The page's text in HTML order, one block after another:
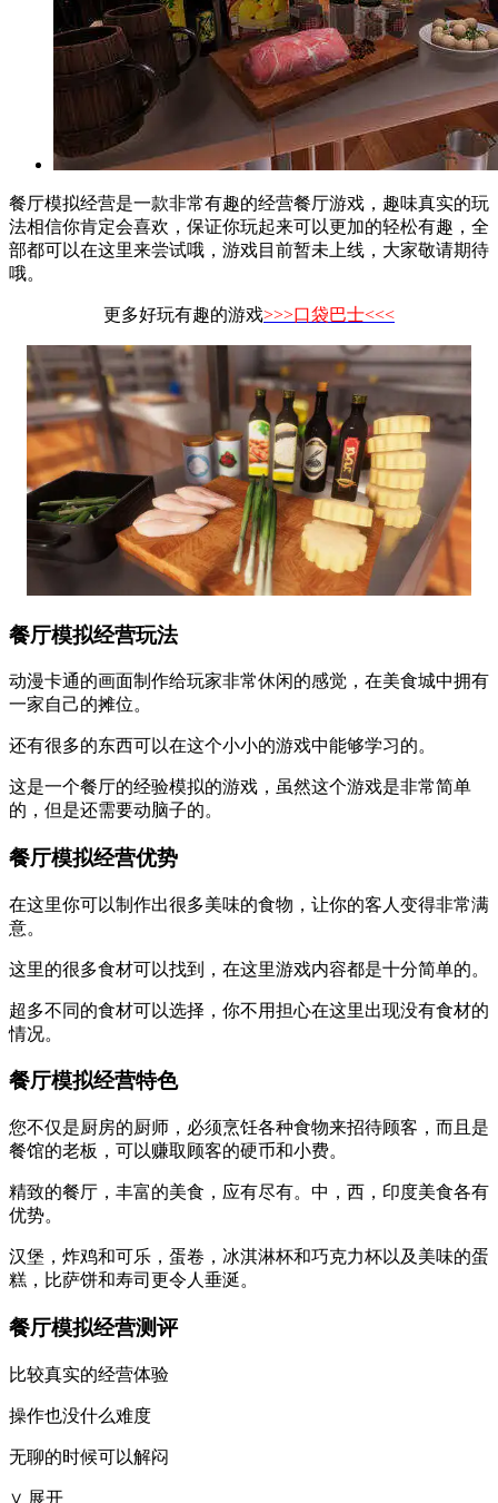
餐厅模拟经营是一款非常有趣的经营餐厅游戏，趣味真实的玩
法相信你肯定会喜欢，保证你玩起来可以更加的轻松有趣，全
部都可以在这里来尝试哦，游戏目前暂未上线，大家敬请期待
哦。
更多好玩有趣的游戏>>>口袋巴士<<<
餐厅模拟经营玩法
动漫卡通的画面制作给玩家非常休闲的感觉，在美食城中拥有
一家自己的摊位。
还有很多的东西可以在这个小小的游戏中能够学习的。
这是一个餐厅的经验模拟的游戏，虽然这个游戏是非常简单
的，但是还需要动脑子的。
餐厅模拟经营优势
在这里你可以制作出很多美味的食物，让你的客人变得非常满
意。
这里的很多食材可以找到，在这里游戏内容都是十分简单的。
超多不同的食材可以选择，你不用担心在这里出现没有食材的
情况。
餐厅模拟经营特色
您不仅是厨房的厨师，必须烹饪各种食物来招待顾客，而且是
餐馆的老板，可以赚取顾客的硬币和小费。
精致的餐厅，丰富的美食，应有尽有。中，西，印度美食各有
优势。
汉堡，炸鸡和可乐，蛋卷，冰淇淋杯和巧克力杯以及美味的蛋
糕，比萨饼和寿司更令人垂涎。
餐厅模拟经营测评
比较真实的经营体验
操作也没什么难度
无聊的时候可以解闷
∨ 展开